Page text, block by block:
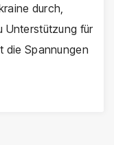
durch,
Unterstützung für
die Spannungen